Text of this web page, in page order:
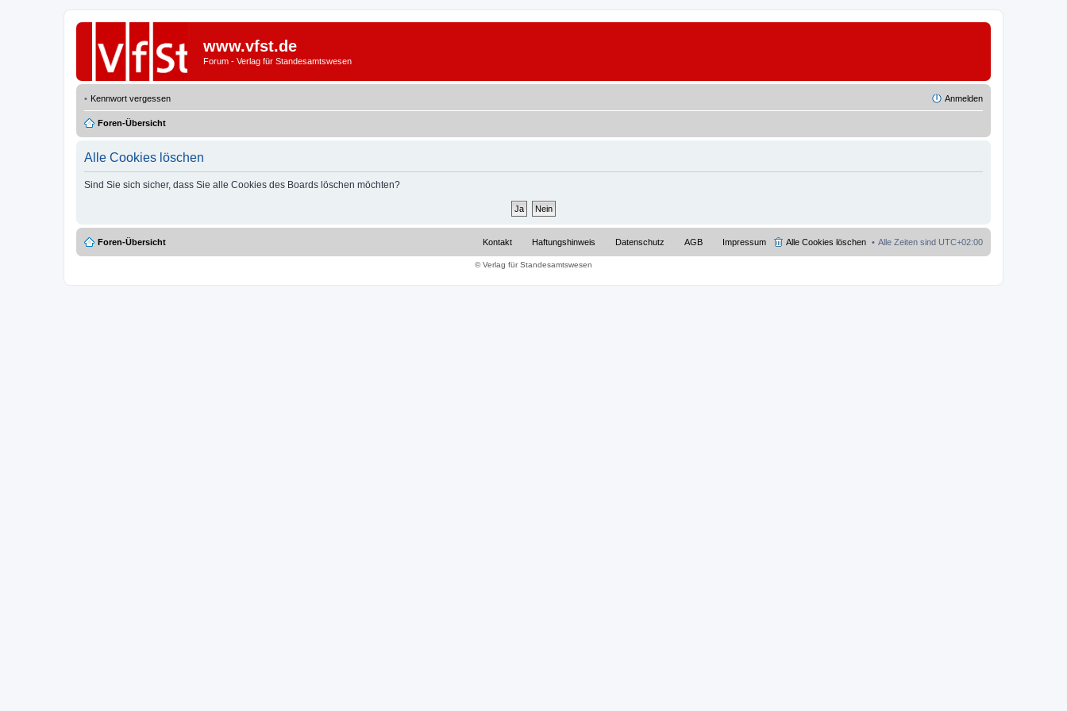
www.vfst.de
Forum - Verlag für Standesamtswesen
Kennwort vergessen Anmelden
Foren-Übersicht
Alle Cookies löschen
Sind Sie sich sicher, dass Sie alle Cookies des Boards löschen möchten?
Foren-Übersicht Alle Zeiten sind UTC+02:00
Alle Cookies löschen
Impressum
AGB
Datenschutz
Haftungshinweis
Kontakt
© Verlag für Standesamtswesen